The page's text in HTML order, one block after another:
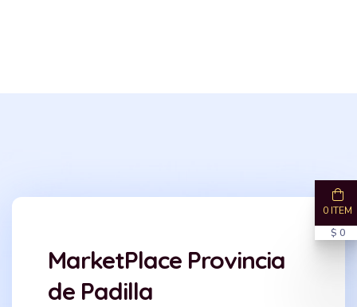
MarketPlace Provincia
de Padilla
0 ITEM
$ 0